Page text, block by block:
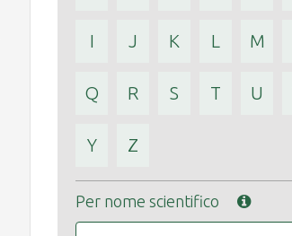
I J K L M
Q R S T U
Y Z
Per nome scientifico